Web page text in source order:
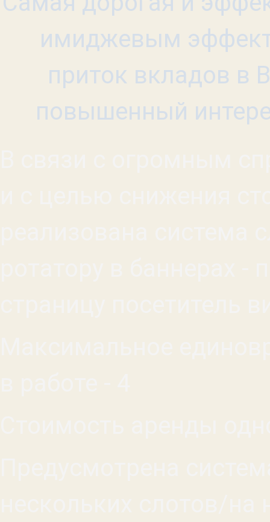
имиджевым
приток вкладов в
повышенный